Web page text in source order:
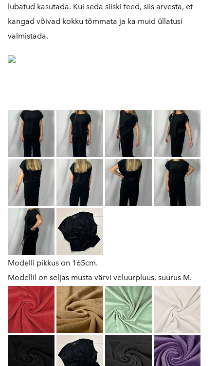
Modelli pikkus on 165cm.
Modellil on seljas musta värvi veluurpluus, suurus M.
lubatud kasutada. Kui seda siiski teed, siis arvesta, et
kangad võivad kokku tõmmata ja ka muid üllatusi
valmistada.